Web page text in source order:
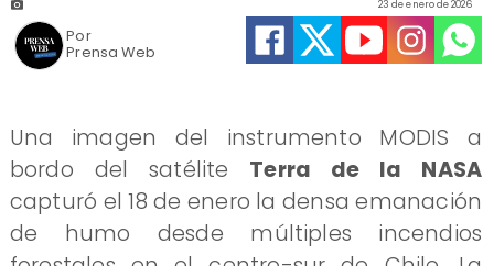
Prensa Web
23 de enero de 2026
Por
Una imagen del instrumento MODIS a
bordo del satélite Terra de la NASA
capturó el 18 de enero la densa emanación
de humo desde múltiples incendios